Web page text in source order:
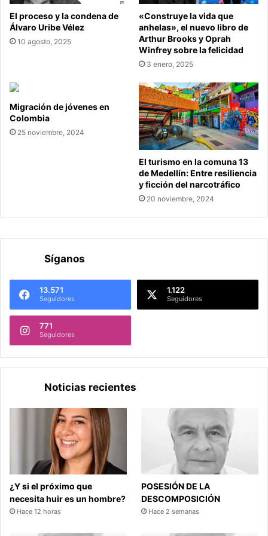
El proceso y la condena de
Álvaro Uribe Vélez
10 agosto, 2025
«Construye la vida que
anhelas», el nuevo libro de
Arthur Brooks y Oprah
Winfrey sobre la felicidad
3 enero, 2025
Migración de jóvenes en
Colombia
25 noviembre, 2024
El turismo en la comuna 13
de Medellín: Entre resiliencia
y ficción del narcotráfico
20 noviembre, 2024
Síganos
13.571
Seguidores
1.122
Seguidores
771
Seguidores
Noticias recientes
¿Y si el próximo que
necesita huir es un hombre?
Hace 12 horas
POSESIÓN DE LA
DESCOMPOSICIÓN
Hace 2 semanas